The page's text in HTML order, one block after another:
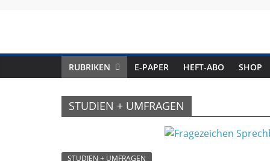
RUBRIKEN E-PAPER HEFT-ABO SHOP
STUDIEN + UMFRAGEN
STUDIEN + UMFRAGEN